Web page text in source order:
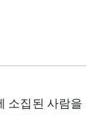
소집된 사람을